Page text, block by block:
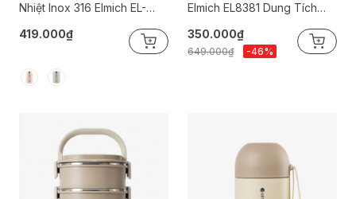
Nhiệt Inox 316 Elmich EL-
419.000₫
Elmich EL8381 Dung Tích
350.000₫
649.000₫ -46%